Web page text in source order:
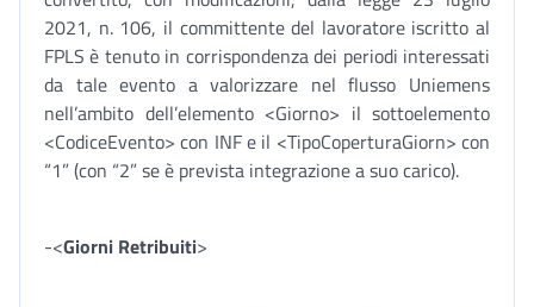
2021, n. 106, il committente del lavoratore iscritto al
FPLS è tenuto in corrispondenza dei periodi interessati
da tale evento a valorizzare nel flusso Uniemens
nell’ambito dell’elemento <Giorno> il sottoelemento
<CodiceEvento> con INF e il <TipoCoperturaGiorn> con
“1” (con “2” se è prevista integrazione a suo carico).
-<Giorni Retribuiti>